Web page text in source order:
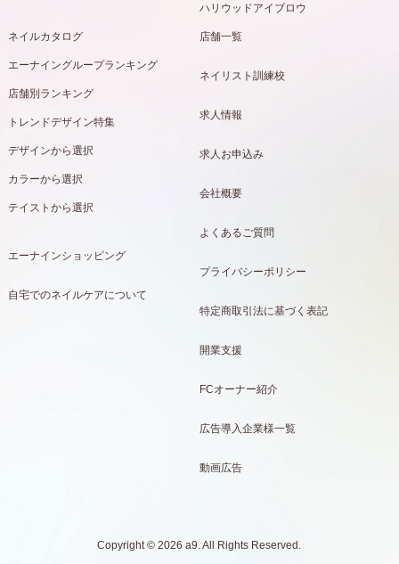
ハリウッドアイブロウ
ネイルカタログ
エーナイングループランキング
店舗別ランキング
トレンドデザイン特集
デザインから選択
カラーから選択
テイストから選択
エーナインショッピング
自宅でのネイルケアについて
店舗一覧
ネイリスト訓練校
求人情報
求人お申込み
会社概要
よくあるご質問
プライバシーポリシー
特定商取引法に基づく表記
開業支援
FCオーナー紹介
広告導入企業様一覧
動画広告
Copyright © 2026 a9. All Rights Reserved.